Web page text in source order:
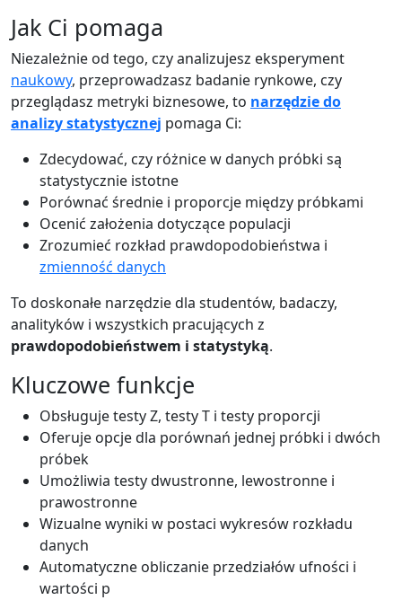
Jak Ci pomaga
Niezależnie od tego, czy analizujesz eksperyment
naukowy, przeprowadzasz badanie rynkowe, czy
przeglądasz metryki biznesowe, to narzędzie do
analizy statystycznej pomaga Ci:
Zdecydować, czy różnice w danych próbki są
statystycznie istotne
Porównać średnie i proporcje między próbkami
Ocenić założenia dotyczące populacji
Zrozumieć rozkład prawdopodobieństwa i
zmienność danych
To doskonałe narzędzie dla studentów, badaczy,
analityków i wszystkich pracujących z
prawdopodobieństwem i statystyką.
Kluczowe funkcje
Obsługuje testy Z, testy T i testy proporcji
Oferuje opcje dla porównań jednej próbki i dwóch
próbek
Umożliwia testy dwustronne, lewostronne i
prawostronne
Wizualne wyniki w postaci wykresów rozkładu
danych
Automatyczne obliczanie przedziałów ufności i
wartości p